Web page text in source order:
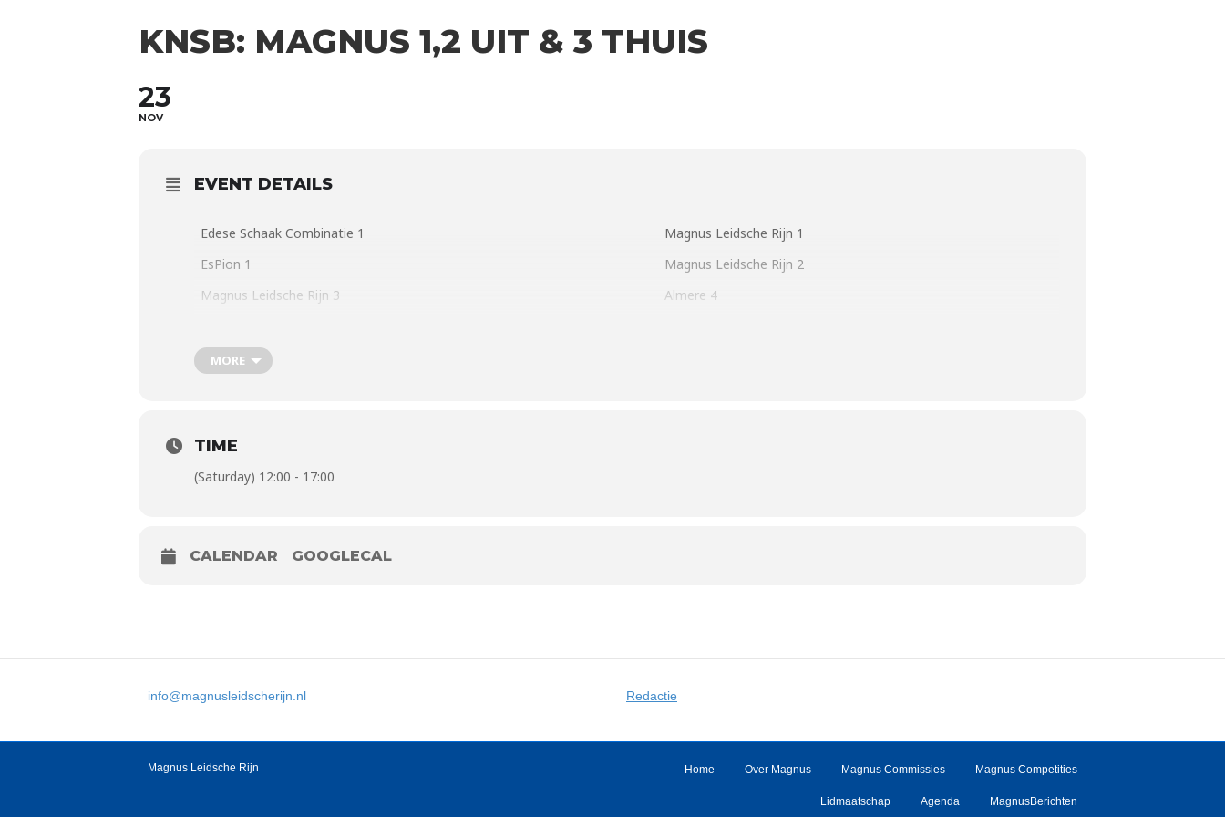
KNSB: MAGNUS 1,2 UIT & 3 THUIS
23
NOV
EVENT DETAILS
Edese Schaak Combinatie 1
Magnus Leidsche Rijn 1
EsPion 1
Magnus Leidsche Rijn 2
Magnus Leidsche Rijn 3
Almere 4
Meer informatie:
MORE
TIME
(Saturday) 12:00 - 17:00
CALENDAR GOOGLECAL
info@magnusleidscherijn.nl Redactie
Magnus Leidsche Rijn Home Over Magnus Magnus Commissies Magnus Competities
Lidmaatschap Agenda MagnusBerichten